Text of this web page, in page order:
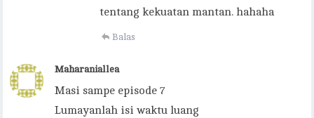
tentang kekuatan mantan. hahaha
Balas
Maharaniallea
Masi sampe episode 7
Lumayanlah isi waktu luang